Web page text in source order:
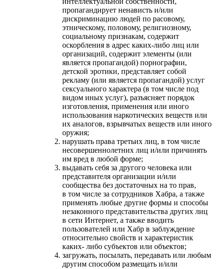
пропагандирует ненависть и/или
дискриминацию людей по расовому,
этническому, половому, религиозному,
социальному признакам, содержит
оскорбления в адрес каких-либо лиц или
организаций, содержит элементы (или
является пропагандой) порнографии,
детской эротики, представляет собой
рекламу (или является пропагандой) услуг
сексуального характера (в том числе под
видом иных услуг), разъясняет порядок
изготовления, применения или иного
использования наркотических веществ или
их аналогов, взрывчатых веществ или иного
оружия;
нарушать права третьих лиц, в том числе
несовершеннолетних лиц и/или причинять
им вред в любой форме;
выдавать себя за другого человека или
представителя организации и/или
сообщества без достаточных на то прав,
в том числе за сотрудников Хабра, а также
применять любые другие формы и способы
незаконного представительства других лиц
в сети Интернет, а также вводить
пользователей или Хабр в заблуждение
относительно свойств и характеристик
каких- либо субъектов или объектов;
загружать, посылать, передавать или любым
другим способом размещать и/или